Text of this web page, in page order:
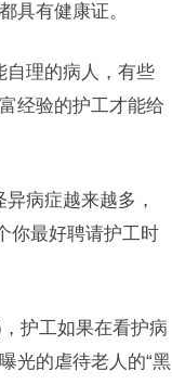
具有健康证。
理的病人，有些
经验的护工才能给
病症越来越多，
你最好聘请护工时
护工如果在看护病
光的虐待老人的“黑